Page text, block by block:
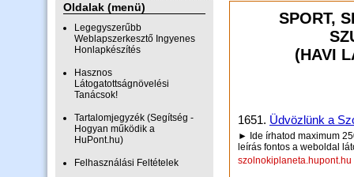
Oldalak (menü)
Legegyszerűbb
Weblapszerkesztő Ingyenes
Honlapkészítés
Hasznos
Látogatottságnövelési
Tanácsok!
Tartalomjegyzék (Segítség -
Hogyan működik a
HuPont.hu)
Felhasználási Feltételek
SPORT,
(HAVI
1651. Üdvözlünk a
► Ide írhatod maximum
leírás fontos a weboldal
szolnokiplaneta.hupont.hu